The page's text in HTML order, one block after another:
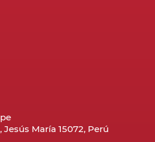
Jesús María 15072, Perú